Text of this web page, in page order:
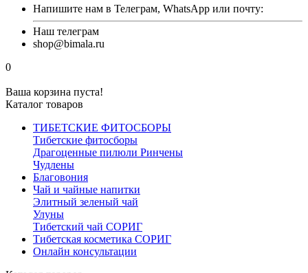
Напишите нам в Телеграм, WhatsApp или почту:
Наш телеграм
shop@bimala.ru
0
Ваша корзина пуста!
Каталог товаров
ТИБЕТСКИЕ ФИТОСБОРЫ
Тибетские фитосборы
Драгоценные пилюли Ринчены
Чудлены
Благовония
Чай и чайные напитки
Элитный зеленый чай
Улуны
Тибетский чай СОРИГ
Тибетская косметика СОРИГ
Онлайн консультации